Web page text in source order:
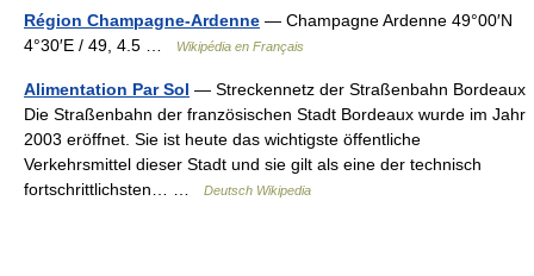
Région Champagne-Ardenne — Champagne Ardenne 49°00′N
4°30′E / 49, 4.5 …
Wikipédia en Français
Alimentation Par Sol — Streckennetz der Straßenbahn Bordeaux
Die Straßenbahn der französischen Stadt Bordeaux wurde im Jahr
2003 eröffnet. Sie ist heute das wichtigste öffentliche
Verkehrsmittel dieser Stadt und sie gilt als eine der technisch
fortschrittlichsten… …
Deutsch Wikipedia